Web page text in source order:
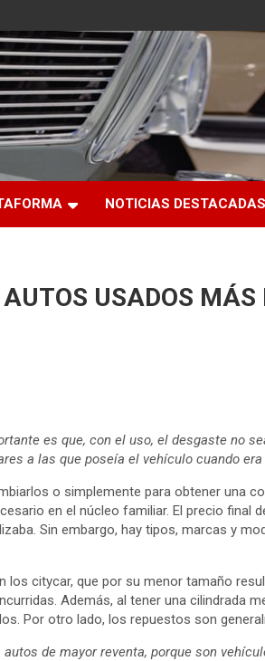
NOTICIAS DESTACADAS
USADOS MÁS
es que, con el uso, el desgaste no
a las que poseía el vehículo cuando era
o simplemente para obtener una
en el núcleo familiar. El precio final
Sin embargo, hay tipos, marcas y
citycar, que por su menor tamaño
Además, al tener una cilindrada
Por otro lado, los repuestos son
de mayor reventa, porque son